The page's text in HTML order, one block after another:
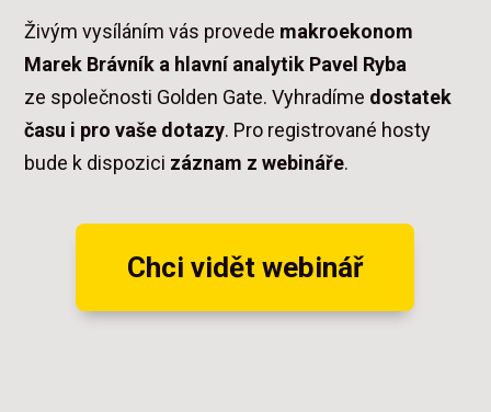
Živým vysíláním vás provede makroekonom
Marek Brávník a hlavní analytik Pavel Ryba
ze společnosti Golden Gate. Vyhradíme dostatek
času i pro vaše dotazy. Pro registrované hosty
bude k dispozici záznam z webináře.
Chci vidět webinář